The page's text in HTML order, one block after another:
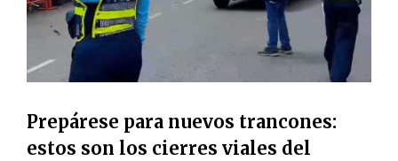
Prepárese para nuevos trancones:
estos son los cierres viales del